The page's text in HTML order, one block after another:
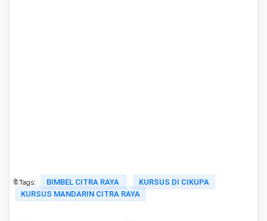
🔖Tags: BIMBEL CITRA RAYA
KURSUS DI CIKUPA
KURSUS MANDARIN CITRA RAYA